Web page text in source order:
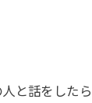
と話をした